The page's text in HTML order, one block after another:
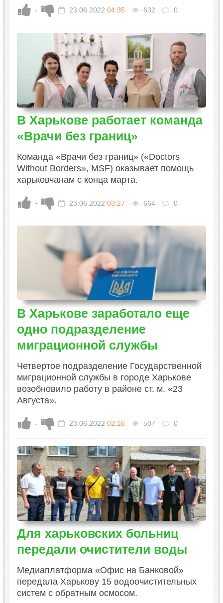
- 23.06.2022 04:35 632 0
В Харькове работает команда
«Врачи без границ»
Команда «Врачи без границ» («Doctors
Without Borders», MSF) оказывает помощь
харьковчанам с конца марта.
- 23.06.2022 03:27 664 0
В Харькове заработало еще
одно подразделение
миграционной службы
Четвертое подразделение Государственной
миграционной службы в городе Харькове
возобновило работу в районе ст. м. «23
Августа».
- 23.06.2022 02:16 507 0
Для харьковских больниц
передали очистители воды
Медиаплатформа «Офис на Банковой»
передала Харькову 15 водоочистительных
систем с обратным осмосом.